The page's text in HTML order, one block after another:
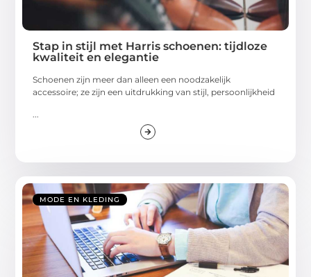
Stap in stijl met Harris schoenen: tijdloze
kwaliteit en elegantie
Schoenen zijn meer dan alleen een noodzakelijk
accessoire; ze zijn een uitdrukking van stijl, persoonlijkheid
...
MODE EN KLEDING